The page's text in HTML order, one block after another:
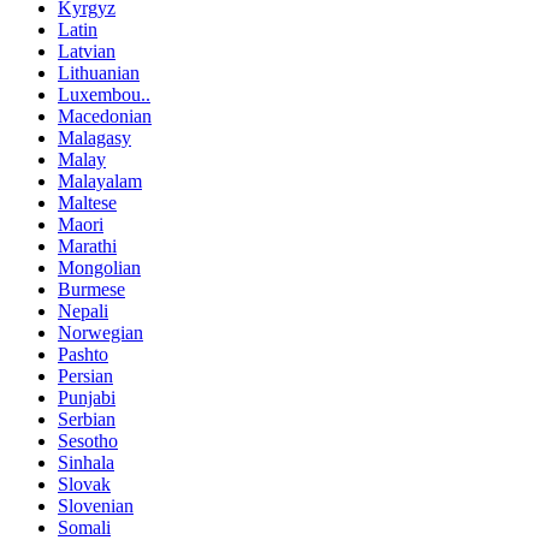
Kyrgyz
Latin
Latvian
Lithuanian
Luxembou..
Macedonian
Malagasy
Malay
Malayalam
Maltese
Maori
Marathi
Mongolian
Burmese
Nepali
Norwegian
Pashto
Persian
Punjabi
Serbian
Sesotho
Sinhala
Slovak
Slovenian
Somali